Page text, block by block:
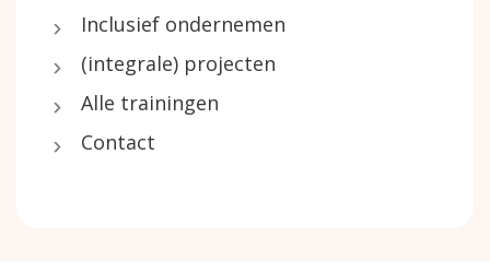
Inclusief ondernemen
(integrale) projecten
Alle trainingen
Contact